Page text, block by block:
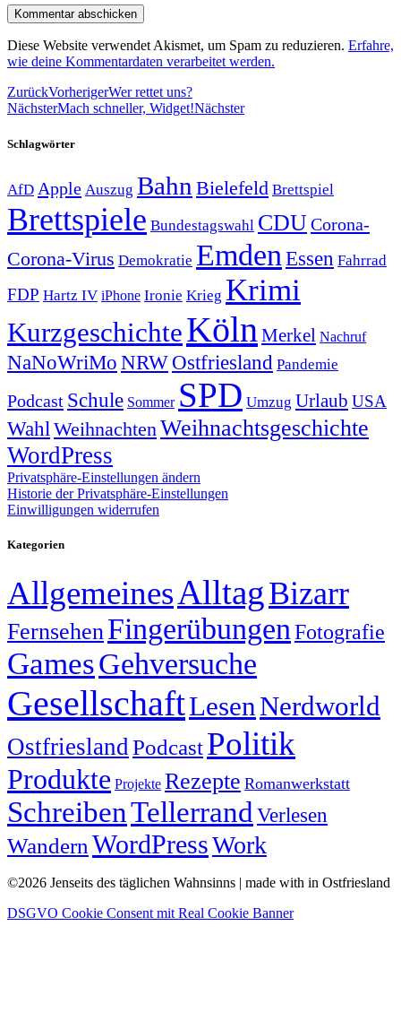
Diese Website verwendet Akismet, um Spam zu reduzieren. Erfahre,
wie deine Kommentardaten verarbeitet werden.
ZurückVorherigerWer rettet uns?
NächsterMach schneller, Widget!Nächster
Schlagwörter
AfD Apple Auszug Bahn Bielefeld Brettspiel
Brettspiele Bundestagswahl CDUCorona-
Corona-Virus Demokratie Emden Essen Fahrrad
FDP Hartz IV iPhone Ironie Krieg Krimi
KurzgeschichteKöln Merkel Nachruf
NaNoWriMo NRWOstfriesland Pandemie
Podcast Schule Sommer SPD Umzug Urlaub USA
Wahl Weihnachten Weihnachtsgeschichte
WordPress
Privatsphäre-Einstellungen ändern
Historie der Privatsphäre-Einstellungen
Einwilligungen widerrufen
Kategorien
AllgemeinesAlltagBizarr
FernsehenFingerübungen Fotografie
GamesGehversuche
GesellschaftLesenNerdworld
OstfrieslandPodcastPolitik
Produkte Projekte Rezepte Romanwerkstatt
SchreibenTellerrand Verlesen
Wandern WordPressWork
©2026 Jenseits des täglichen Wahnsinns | made with in Ostfriesland
DSGVO Cookie Consent mit Real Cookie Banner